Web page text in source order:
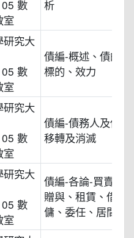
數
室
析
研究大
數
室
債編-概述、債的發
標的、效力
研究大
數
室
債編-債務人及債權
移轉及消滅
研究大
數
室
債編-各論-買賣、
贈與、租賃、借貸
傭、委任、居間、